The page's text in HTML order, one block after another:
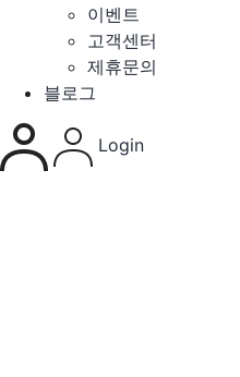
이벤트
고객센터
제휴문의
블로그
Login